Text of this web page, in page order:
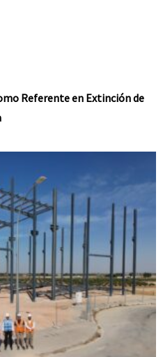
Referente en Extinción de